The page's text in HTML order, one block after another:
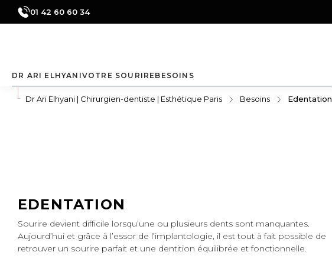
01 42 60 60 34
DR ARI ELHYANI
Parcours patient
VOTRE SOURIRE
Votre diagnostic
BESOINS
Dents jaunes
implant
Améliorer la
forme des dents
Dr Ari Elhyani | Chirurgien-dentiste | Esthétique Paris Besoins Edentation
EDENTATION
Sourire devient difficile lorsqu’une ou plusieurs dents sont manquantes.
Aujourd’hui et grâce à l’essor de l’implantologie, il est tout à fait possible de
retrouver un sourire parfait et une dentition équilibrée et fonctionnelle.